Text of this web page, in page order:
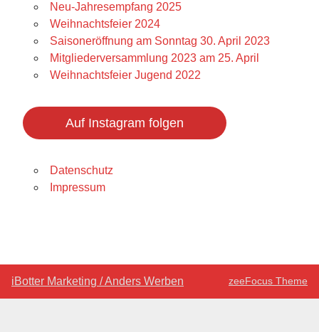
Neu-Jahresempfang 2025
Weihnachtsfeier 2024
Saisoneröffnung am Sonntag 30. April 2023
Mitgliederversammlung 2023 am 25. April
Weihnachtsfeier Jugend 2022
Auf Instagram folgen
Datenschutz
Impressum
iBotter Marketing / Anders Werben zeeFocus Theme